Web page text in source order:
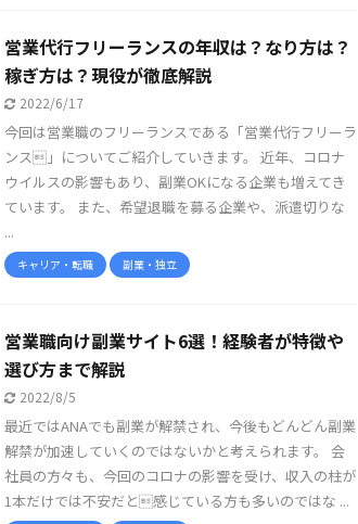
営業代行フリーランスの年収は？なり方は？
稼ぎ方は？現役が徹底解説
2022/6/17
今回は営業職のフリーランスである「営業代行フリーラ
ンス」についてご紹介していきます。 近年、コロナ
ウイルスの影響もあり、副業OKになる企業も増えてき
ています。 また、希望退職を募る企業や、派遣切りな
...
キャリア・転職 副業・独立
営業職向け副業サイト6選！経験者が特徴や
選び方まで解説
2022/8/5
最近ではANAでも副業が解禁され、今後もどんどん副業
解禁が加速していくのではないかと考えられます。 会
社員の方々も、今回のコロナの影響を受け、収入の柱が
1本だけでは不安だと感じている方も多いのではな ...